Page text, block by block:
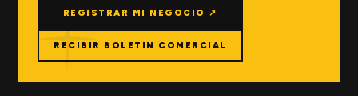
REGISTRAR MI NEGOCIO ↗
RECIBIR BOLETIN COMERCIAL